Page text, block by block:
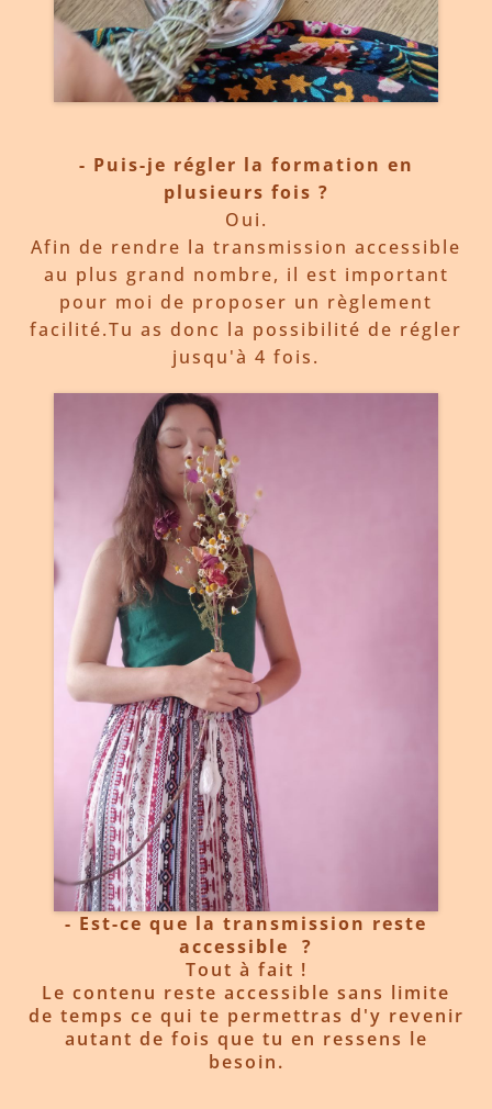
- Puis-je régler la formation en
plusieurs fois ?
Oui.
Afin de rendre la transmission accessible
au plus grand nombre, il est important
pour moi de proposer un règlement
facilité.Tu as donc la possibilité de régler
jusqu'à 4 fois.
- Est-ce que la transmission reste
accessible ?
Tout à fait !
Le contenu reste accessible sans limite
de temps ce qui te permettras d'y revenir
autant de fois que tu en ressens le
besoin.